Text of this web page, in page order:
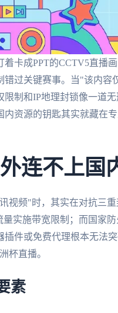
着卡成PPT的CCTV5直
错过关键赛事。当"该内
制和IP地理封锁像一道
内资源的钥匙其实就藏在
连不上国
视频"时，其实在对抗三
实施带宽限制；而国家
插件或免费代理根本无法
杯直播。
素